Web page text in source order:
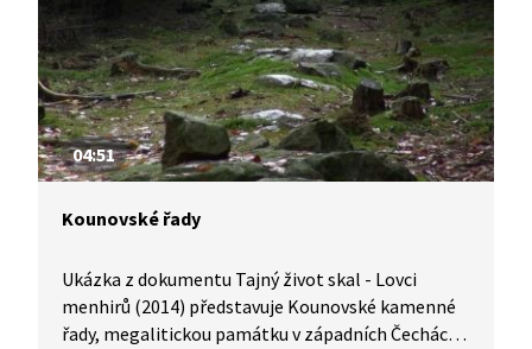
04:51
Kounovské řady
Ukázka z dokumentu Tajný život skal - Lovci
menhirů (2014) představuje Kounovské kamenné
řady, megalitickou památku v západních Čechách.